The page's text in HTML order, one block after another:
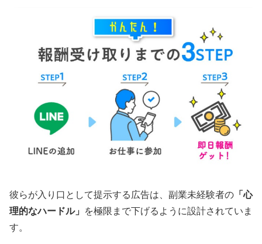
彼らが入り口として提示する広告は、副業未経験者の 「心
理的なハードル」
を極限まで下げるように設計されていま
す。